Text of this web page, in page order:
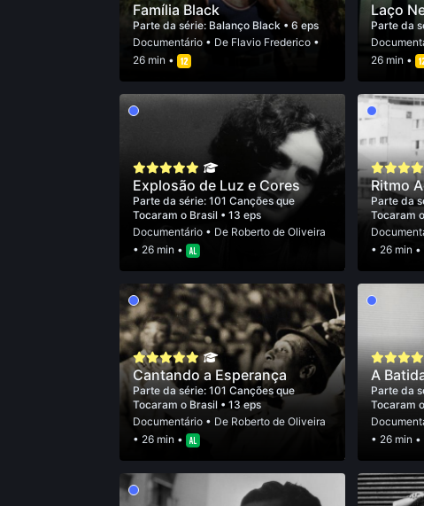
Família Black
Parte da série: Balanço Black • 6 eps
Documentário• De Flavio Frederico•
26 min •
Laço
Parte da
26 min •
Explosão de Luz e Cores
Parte da série: 101 Canções que
Tocaram o Brasil • 13 eps
Documentário• De Roberto de Oliveira
• 26 min •
Ritmo
Parte da
Tocaram
• 26 min •
Cantando a Esperança
Parte da série: 101 Canções que
Tocaram o Brasil • 13 eps
Documentário• De Roberto de Oliveira
• 26 min •
A
Parte da
Tocaram
• 26 min •